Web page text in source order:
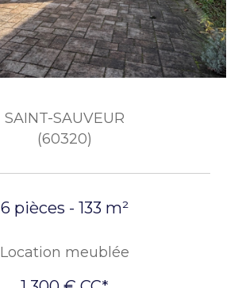
SAINT-SAUVEUR
(60320)
6 pièces - 133 m²
Location meublée